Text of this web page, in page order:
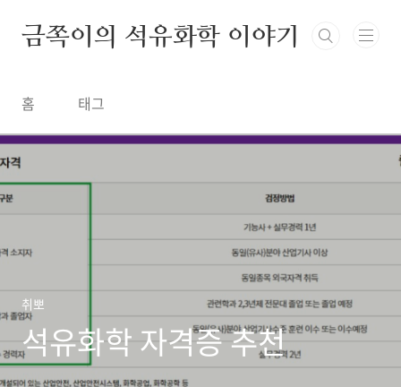
금쪽이의 석유화학 이야기
홈 태그
취뽀
석유화학 자격증 추천